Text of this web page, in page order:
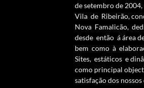
de setembro de 2004,
Vila de Ribeirão,
Nova Famalicão,
desde então á área
bem como à
Sites, estáticos e
como principal
satisfação dos nossos